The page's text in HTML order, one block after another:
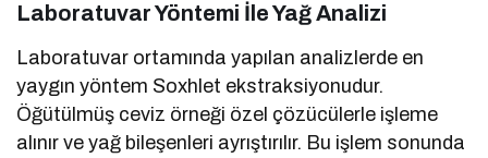
Laboratuvar Yöntemi İle Yağ Analizi
Laboratuvar ortamında yapılan analizlerde en
yaygın yöntem Soxhlet ekstraksiyonudur.
Öğütülmüş ceviz örneği özel çözücülerle işleme
alınır ve yağ bileşenleri ayrıştırılır. Bu işlem sonunda